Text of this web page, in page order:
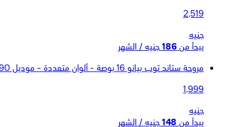
2,519
جنيه
يبدأ من 186 جنيه / الشهر
مروحة ستاند توب بيانو 16 بوصة - ألوان متعددة - موديل 9090
1,999
جنيه
يبدأ من 148 جنيه / الشهر